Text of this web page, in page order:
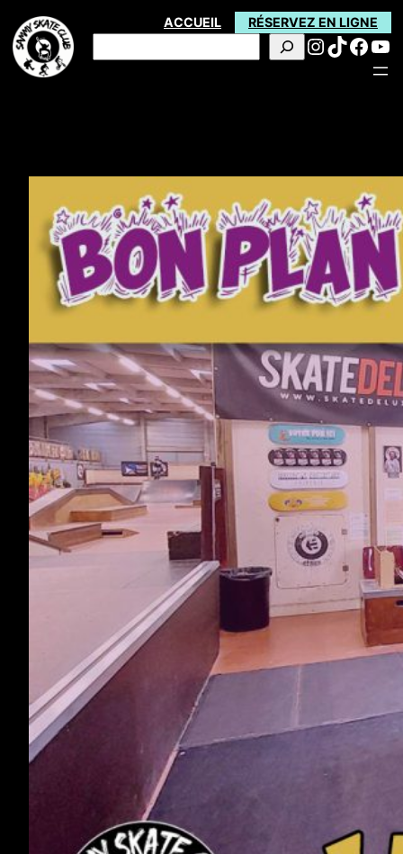
Aller
au
contenu
ACCUEIL RÉSERVEZ EN LIGNE
TikTok